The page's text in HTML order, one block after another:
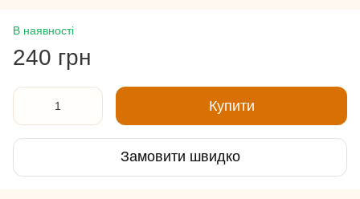
В наявності
240 грн
Купити
Замовити швидко